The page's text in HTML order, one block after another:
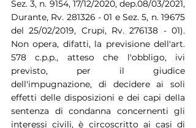
Sez. 3, n. 9154, 17/12/2020, dep.08/03/2021,
Durante, Rv. 281326 - 01 e Sez. 5, n. 19675
del 25/02/2019, Crupi, Rv. 276138 - 01).
Non opera, difatti, la previsione dell'art.
578 c.p.p., atteso che l'obbligo, ivi
previsto, per il giudice
dell'impugnazione, di decidere ai soli
effetti delle disposizioni e dei capi della
sentenza di condanna concernenti gli
interessi civili, è circoscritto ai casi di